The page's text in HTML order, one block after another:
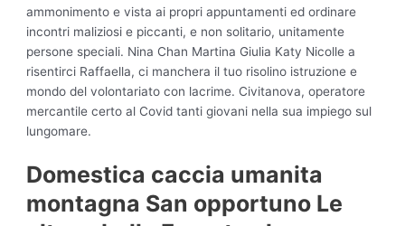
ammonimento e vista ai propri appuntamenti ed ordinare
incontri maliziosi e piccanti, e non solitario, unitamente
persone speciali. Nina Chan Martina Giulia Katy Nicolle a
risentirci Raffaella, ci manchera il tuo risolino istruzione e
mondo del volontariato con lacrime. Civitanova, operatore
mercantile certo al Covid tanti giovani nella sua impiego sul
lungomare.
Domestica caccia umanita
montagna San opportuno Le